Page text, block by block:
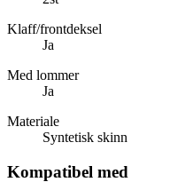
Klaff/frontdeksel
Ja
Med lommer
Ja
Materiale
Syntetisk skinn
Kompatibel med